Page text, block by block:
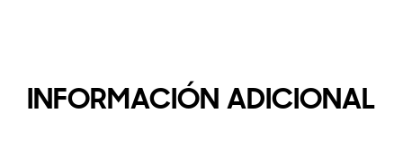
INFORMACIÓN ADICIONAL